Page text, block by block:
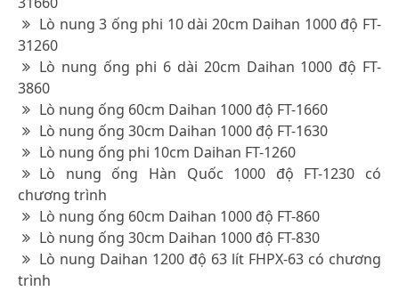
Lò nung 3 ống phi 10 dài 20cm Daihan 1000 độ FT-
31260
Lò nung ống phi 6 dài 20cm Daihan 1000 độ FT-
3860
Lò nung ống 60cm Daihan 1000 độ FT-1660
Lò nung ống 30cm Daihan 1000 độ FT-1630
Lò nung ống phi 10cm Daihan FT-1260
Lò nung ống Hàn Quốc 1000 độ FT-1230 có
chương trình
Lò nung ống 60cm Daihan 1000 độ FT-860
Lò nung ống 30cm Daihan 1000 độ FT-830
Lò nung Daihan 1200 độ 63 lít FHPX-63 có chương
trình